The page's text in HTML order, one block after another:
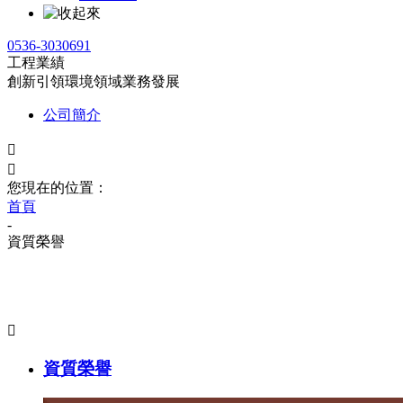
0536-3030691
工程業績
創新引領環境領域業務發展
公司簡介


您現在的位置：
首頁
-
資質榮譽

資質榮譽